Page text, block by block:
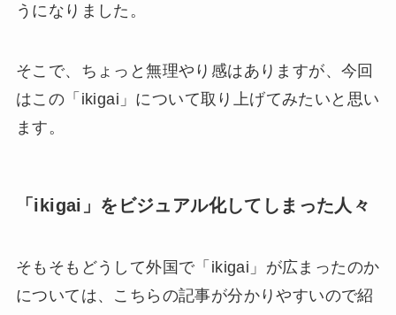
うになりました。
そこで、ちょっと無理やり感はありますが、今回
はこの「ikigai」について取り上げてみたいと思い
ます。
「ikigai」をビジュアル化してしまった人々
そもそもどうして外国で「ikigai」が広まったのか
については、こちらの記事が分かりやすいので紹